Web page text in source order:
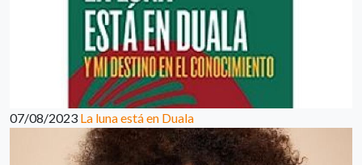
07/08/2023 La luna está en Duala